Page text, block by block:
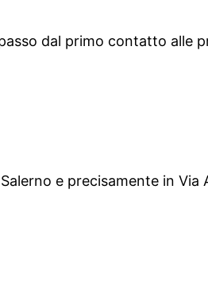
dal primo contatto alle
e precisamente in Via